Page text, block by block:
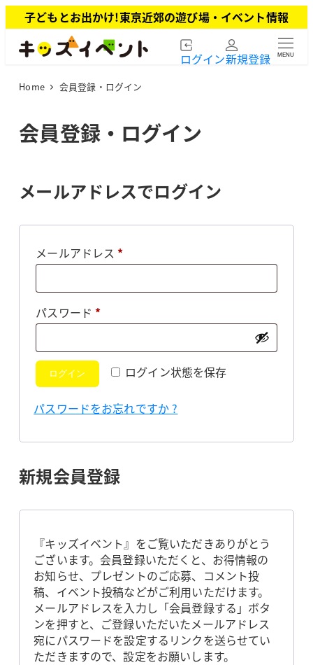
イ
子どもとお出かけ!東京近郊の遊び場・イベント情報
ログイン新規登録 MENU
Home 会員登録・ログイン
会員登録・ログイン
メールアドレスでログイン
メールアドレス *必
パスワード *必
ログイン状態を保存
ログイン
パスワードをお忘れですか ?
新規会員登録
『キッズイベント』をご覧いただきありがとう
ございます。会員登録いただくと、お得情報の
お知らせ、プレゼントのご応募、コメント投
稿、イベント投稿などがご利用いただけます。
メールアドレスを入力し「会員登録する」ボタ
ンを押すと、ご登録いただいたメールアドレス
宛にパスワードを設定するリンクを送らせてい
ただきますので、設定をお願いします。